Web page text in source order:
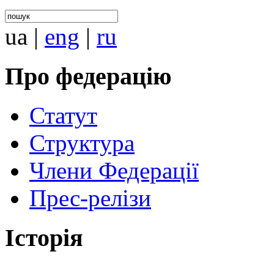
ua | eng | ru
Про федерацію
Статут
Структура
Члени Федерації
Прес-релізи
Історія